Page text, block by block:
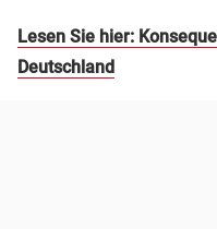
Lesen Sie hier:
Deutschland